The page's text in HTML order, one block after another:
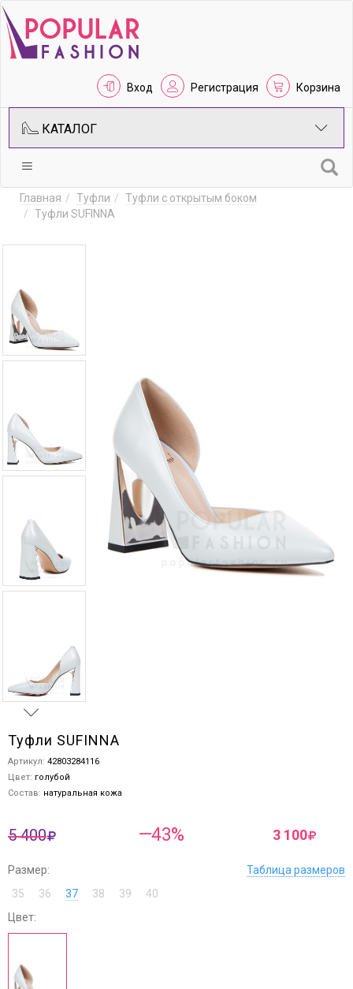
Вход Регистрация Корзина
КАТАЛОГ
Главная Туфли
Туфли с открытым боком
Туфли SUFINNA
Туфли SUFINNA
Артикул: 42803284116
Цвет: голубой
Состав: натуральная кожа
5 400 —43% 3 100
Размер:
Таблица размеров
35
36 37 38 39
40
Цвет: